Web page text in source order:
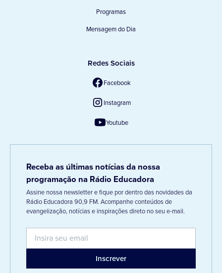
Programas
Mensagem do Dia
Redes Sociais
Facebook
Instagram
Youtube
Receba as últimas notícias da nossa
programação na Rádio Educadora
Assine nossa newsletter e fique por dentro das novidades da
Rádio Educadora 90,9 FM. Acompanhe conteúdos de
evangelização, notícias e inspirações direto no seu e-mail.